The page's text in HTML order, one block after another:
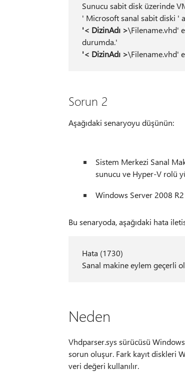
Sunucu sabit disk üzerinde
' Microsoft sanal sabit diski '
'< DizinAdı >\Filename.vhd'
durumda.'
'< DizinAdı >\Filename.vhd'
Sorun 2
Aşağıdaki senaryoyu düşünün:
Sistem Merkezi Sanal
sunucu ve Hyper-V rolü
Windows Server 2008
Bu senaryoda, aşağıdaki hata
Hata (1730)
Sanal makine eylem geçerli
Neden
Vhdparser.sys sürücüsü
sorun oluşur. Fark kayıt diskleri
veri değeri kullanılır.